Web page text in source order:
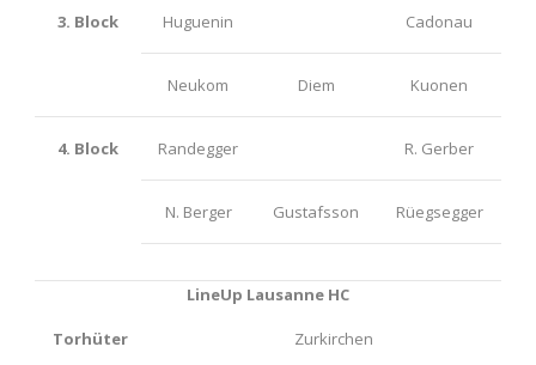
3. Block Huguenin Cadonau
Neukom Diem Kuonen
4. Block Randegger R. Gerber
N. Berger Gustafsson Rüegsegger
LineUp Lausanne HC
Torhüter Zurkirchen